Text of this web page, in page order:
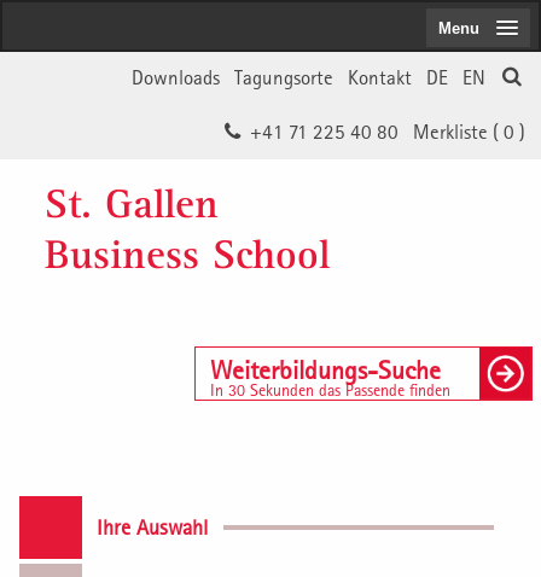
EN
DE
Kontakt
Tagungsorte
Downloads
Merkliste ( 0 )
+41 71 225 40 80
St. Gallen
Business School
Weiterbildungs-Suche
In 30 Sekunden das Passende finden
Menu
Ihre Auswahl